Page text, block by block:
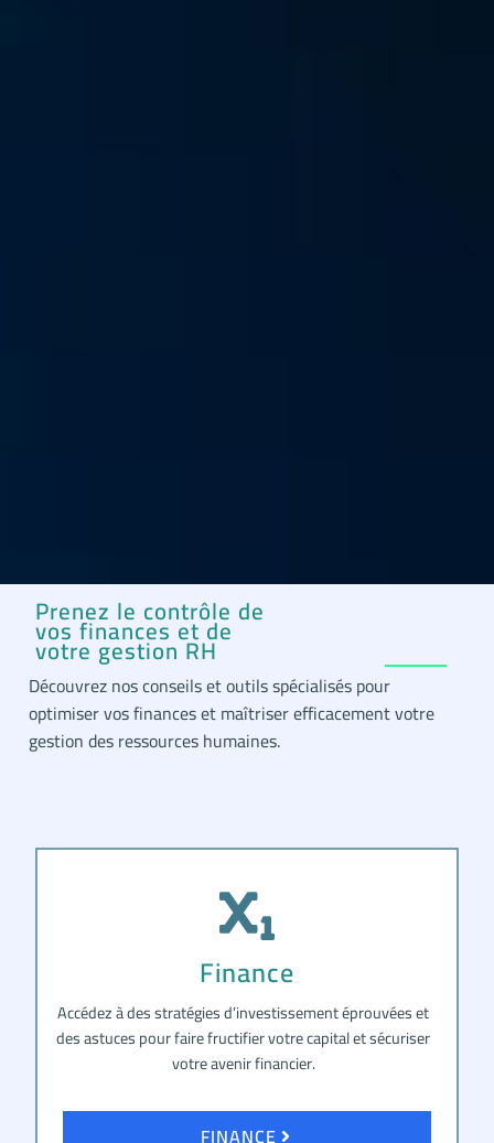
Prenez le contrôle de
vos finances et de
votre gestion RH
Découvrez nos conseils et outils spécialisés pour
optimiser vos finances et maîtriser efficacement votre
gestion des ressources humaines.
Finance
Accédez à des stratégies d’investissement éprouvées et
des astuces pour faire fructifier votre capital et sécuriser
votre avenir financier.
FINANCE